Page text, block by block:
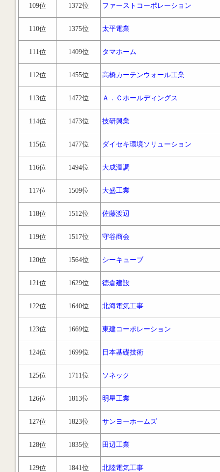
109位 1372位 ファーストコーポレーション
110位 1375位 太平電業
111位 1409位 タマホーム
112位 1455位 高橋カーテンウォール工業
113位 1472位 Ａ．Ｃホールディングス
114位 1473位 技研興業
115位 1477位 ダイセキ環境ソリューション
116位 1494位 大成温調
117位 1509位 大盛工業
118位 1512位 佐藤渡辺
119位 1517位 守谷商会
120位 1564位 シーキューブ
121位 1629位 徳倉建設
122位 1640位 北海電気工事
123位 1669位 東建コーポレーション
124位 1699位 日本基礎技術
125位 1711位 ソネック
126位 1813位 明星工業
127位 1823位 サンヨーホームズ
128位 1835位 田辺工業
129位 1841位 北陸電気工事